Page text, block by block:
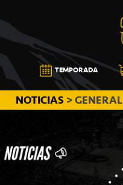
a
la
navegación
principal
al
contenido
principal
a
la
barra
lateral
principal
CB
CANARIAS
TEMPORADA
NOTICIAS > GENERAL